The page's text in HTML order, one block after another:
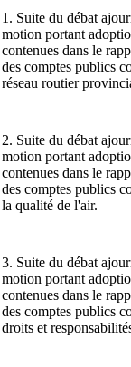
1. Suite du débat
motion portant
contenues dans le
des comptes publics
réseau routier
2. Suite du débat
motion portant
contenues dans le
des comptes publics
la qualité de l'air.
3. Suite du débat
motion portant
contenues dans le
des comptes publics
droits et